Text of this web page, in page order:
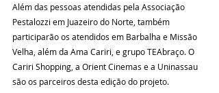
Além das pessoas atendidas pela Associação
Pestalozzi em Juazeiro do Norte, também
participarão os atendidos em Barbalha e Missão
Velha, além da Ama Cariri, e grupo TEAbraço. O
Cariri Shopping, a Orient Cinemas e a Uninassau
são os parceiros desta edição do projeto.